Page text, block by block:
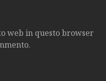
web in questo browser